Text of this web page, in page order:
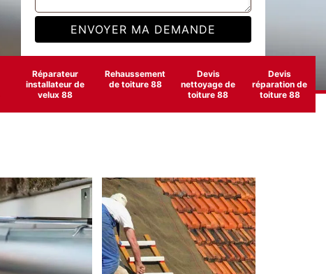
Réparateur
installateur de
velux 88
Rehaussement
de toiture 88
Devis
nettoyage de
toiture 88
Devis
réparation de
toiture 88